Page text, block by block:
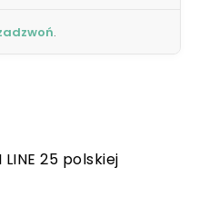
.
25 polskiej